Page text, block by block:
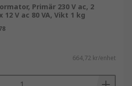
Primär 230 V ac, 2
V ac 80 VA, Vikt 1 kg
664,72 kr/enhet